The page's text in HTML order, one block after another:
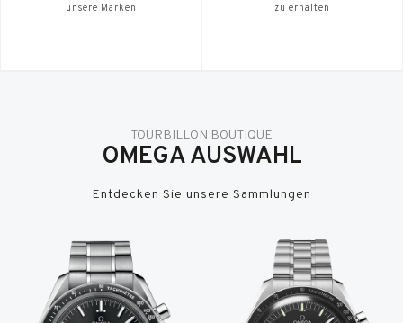
unsere Marken
zu erhalten
TOURBILLON BOUTIQUE
OMEGA AUSWAHL
Entdecken Sie unsere Sammlungen